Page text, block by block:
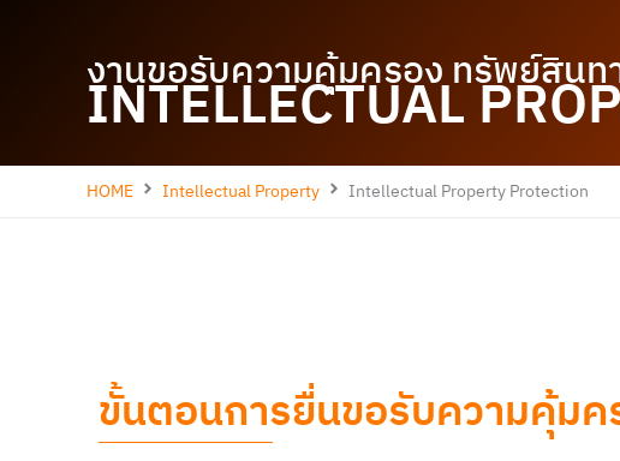
งานขอรับความคุ้มครอง ทรัพย์สิน
INTELLECTUAL
HOME Intellectual Property Intellectual Property Protection
ขั้นตอนการยื่นขอรับความคุ้มค